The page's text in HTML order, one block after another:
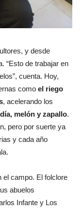
y desde
“Esto de trabajar en
cuenta. Hoy,
como el riego
, acelerando los
melón y zapallo.
pero por suerte ya
y cada año
el campo. El folclore
abuelos
Infante y Los